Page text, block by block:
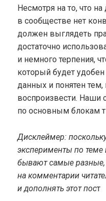
Несмотря на то, что
в сообществе нет
должен выглядеть
достаточно
и немного терпения,
который будет
данных и понятен тем,
воспроизвести. Наши
по основным блокам
Дисклеймер:
эксперименты по
бывают самые
на комментарии
и дополнять этот пост